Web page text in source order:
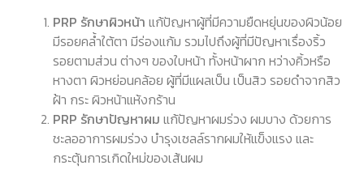
PRP รักษาผิวหน้า แก้ปัญหาผู้ที่มีความยืดหยุ่นของผิวน้อย
มีรอยคล้ำใต้ตา มีร่องแก้ม รวมไปถึงผู้ที่มีปัญหาเรื่องริ้ว
รอยตามส่วน ต่างๆ ของใบหน้า ทั้งหน้าผาก หว่างคิ้วหรือ
หางตา ผิวหย่อนคล้อย ผู้ที่มีแผลเป็น เป็นสิว รอยดำจากสิว
ฝ้า กระ ผิวหน้าแห้งกร้าน
PRP รักษาปัญหาผม แก้ปัญหาผมร่วง ผมบาง ด้วยการ
ชะลออาการผมร่วง บำรุงเซลล์รากผมให้แข็งแรง และ
กระตุ้นการเกิดใหม่ของเส้นผม